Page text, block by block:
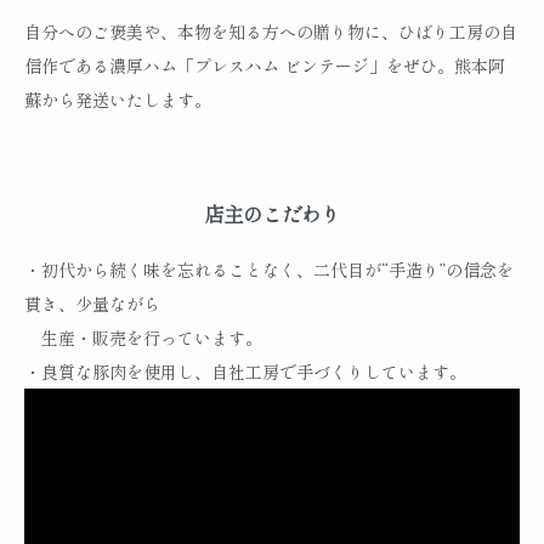
自分へのご褒美や、本物を知る方への贈り物に、ひばり工房の自
信作である濃厚ハム「プレスハム ビンテージ」をぜひ。熊本阿
蘇から発送いたします。
店主のこだわり
・初代から続く味を忘れることなく、二代目が“手造り”の信念を
貫き、少量ながら
生産・販売を行っています。
・良質な豚肉を使用し、自社工房で手づくりしています。